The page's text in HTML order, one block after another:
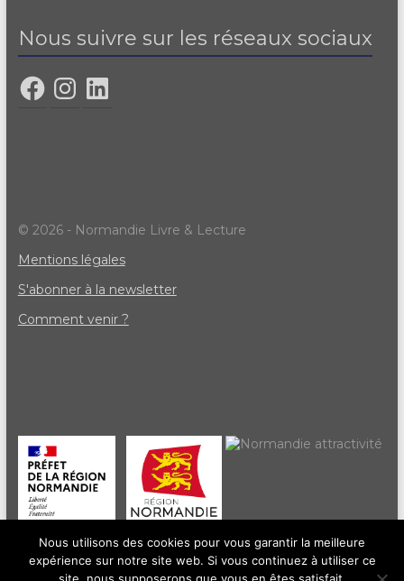
Nous suivre sur les réseaux sociaux
© 2026 - Normandie Livre & Lecture
Mentions légales
S'abonner à la newsletter
Comment venir ?
Nous utilisons des cookies pour vous garantir la meilleure
expérience sur notre site web. Si vous continuez à utiliser ce